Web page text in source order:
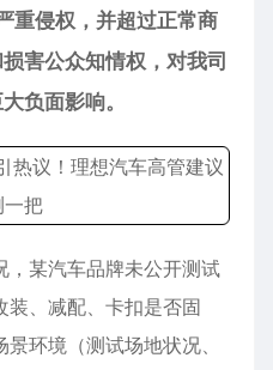
重侵权，并超过正常商
害公众知情权，对我司
负面影响。
，某汽车品牌未公开测试
装、减配、卡扣是否固
环境（测试场地状况、